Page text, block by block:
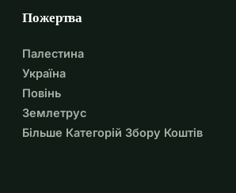
Пожертва
Палестина
Україна
Повінь
Землетрус
Більше Категорій Збору Коштів